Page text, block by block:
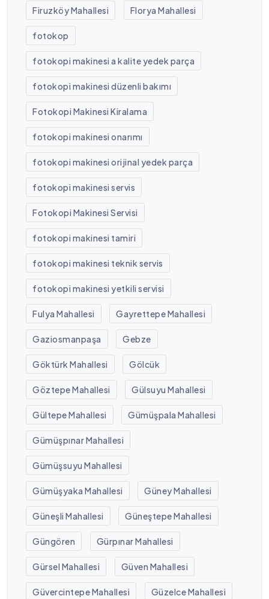
Firuzköy Mahallesi Florya Mahallesi
fotokop
fotokopi makinesi a kalite yedek parça
fotokopi makinesi düzenli bakımı
Fotokopi Makinesi Kiralama
fotokopi makinesi onarımı
fotokopi makinesi orijinal yedek parça
fotokopi makinesi servis
Fotokopi Makinesi Servisi
fotokopi makinesi tamiri
fotokopi makinesi teknik servis
fotokopi makinesi yetkili servisi
Fulya Mahallesi Gayrettepe Mahallesi
Gaziosmanpaşa Gebze
Göktürk Mahallesi Gölcük
Göztepe Mahallesi Gülsuyu Mahallesi
Gültepe Mahallesi Gümüşpala Mahallesi
Gümüşpınar Mahallesi
Gümüşsuyu Mahallesi
Gümüşyaka Mahallesi Güney Mahallesi
Güneşli Mahallesi Güneştepe Mahallesi
Güngören Gürpınar Mahallesi
Gürsel Mahallesi Güven Mahallesi
Güvercintepe Mahallesi Güzelce Mahallesi